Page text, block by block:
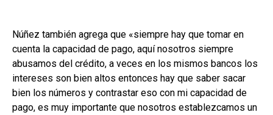
Núñez también agrega que «siempre hay que tomar en
cuenta la capacidad de pago, aquí nosotros siempre
abusamos del crédito, a veces en los mismos bancos los
intereses son bien altos entonces hay que saber sacar
bien los números y contrastar eso con mi capacidad de
pago, es muy importante que nosotros establezcamos un